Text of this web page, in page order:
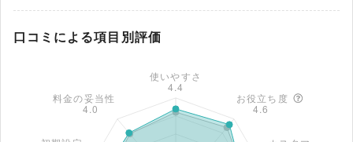
口コミによる項目別評価